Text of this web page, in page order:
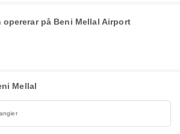
på Beni Mellal Airport
Mellal